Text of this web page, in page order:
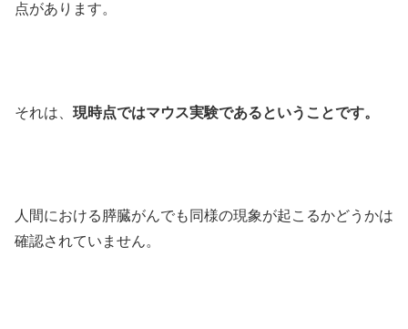
点があります。
それは、 現時点ではマウス実験であるということです。
人間における膵臓がんでも同様の現象が起こるかどうかは
確認されていません。